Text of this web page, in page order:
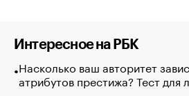
Интересное на РБК
Насколько ваш авторитет
атрибутов престижа? Тест для